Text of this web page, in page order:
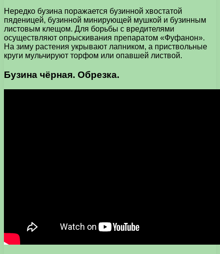
Нередко бузина поражается бузинной хвостатой
пяденицей, бузинной минирующей мушкой и бузинным
листовым клещом. Для борьбы с вредителями
осуществляют опрыскивания препаратом «Фуфанон».
На зиму растения укрывают лапником, а приствольные
круги мульчируют торфом или опавшей листвой.
Бузина чёрная. Обрезка.